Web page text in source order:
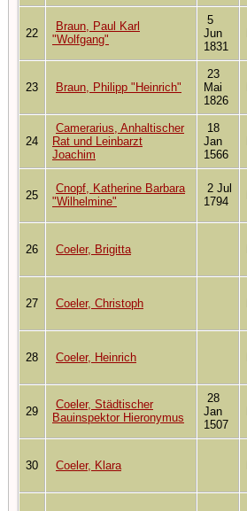
22
Braun, Paul Karl
"Wolfgang"
5
Jun
1831
23 Braun, Philipp "Heinrich"
23
Mai
1826
24
Camerarius, Anhaltischer
Rat und Leinbarzt
Joachim
18
Jan
1566
25
Cnopf, Katherine Barbara
"Wilhelmine"
2 Jul
1794
26 Coeler, Brigitta
27 Coeler, Christoph
28 Coeler, Heinrich
29
Coeler, Städtischer
Bauinspektor Hieronymus
28
Jan
1507
30 Coeler, Klara